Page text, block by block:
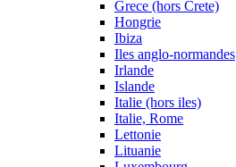
Grece (hors Crete)
Hongrie
Ibiza
Iles anglo-normandes
Irlande
Islande
Italie (hors iles)
Italie, Rome
Lettonie
Lituanie